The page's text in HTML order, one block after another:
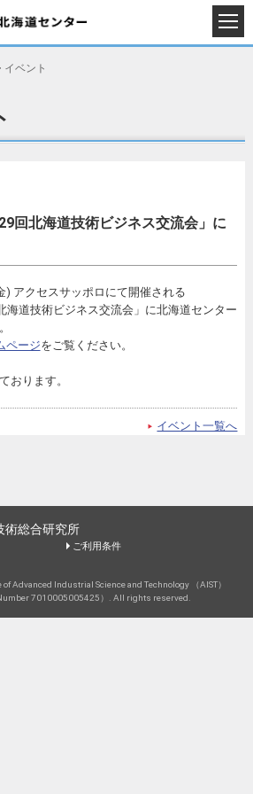
イベント
回北海道技術ビジネス交流会」に
) アクセスサッポロにて開催される
海道技術ビジネス交流会」に北海道センター
ページをご覧ください。
おります。
イベント一覧へ
術総合研究所
ご利用条件
Advanced Industrial Science and Technology （AIST）
7010005005425）. All rights reserved.